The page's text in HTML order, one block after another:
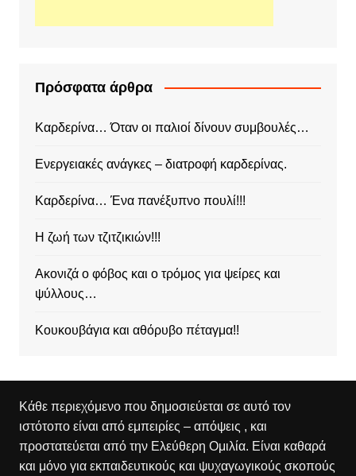
Πρόσφατα άρθρα
Καρδερίνα… Όταν οι παλιοί δίνουν συμβουλές…
Ενεργειακές ανάγκες – διατροφή καρδερίνας.
Καρδερίνα… Ένα πανέξυπνο πουλί!!!
Η ζωή των τζιτζικιών!!!
Ακονιζά ο φόβος και ο τρόμος για ψείρες και
ψύλλους…
Κουκουβάγια και αθόρυβο πέταγμα!!
Κάθε περιεχόμενο που δημοσιεύεται σε αυτό τον
ιστότοπο είναι από εμπειρίες – απόψεις , και
προστατεύεται από την Ελεύθερη Ομιλία. Είναι καθαρά
και μόνο για εκπαιδευτικούς και ψυχαγωγικούς σκοπούς